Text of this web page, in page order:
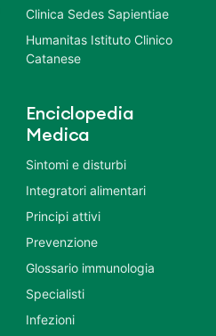
Clinica Sedes Sapientiae
Humanitas Istituto Clinico
Catanese
Enciclopedia
Medica
Sintomi e disturbi
Integratori alimentari
Principi attivi
Prevenzione
Glossario immunologia
Specialisti
Infezioni